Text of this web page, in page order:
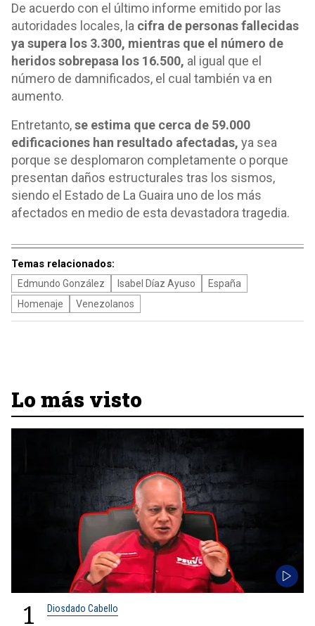
De acuerdo con el último informe emitido por las
autoridades locales, la cifra de personas fallecidas
ya supera los 3.300, mientras que el número de
heridos sobrepasa los 16.500, al igual que el
número de damnificados, el cual también va en
aumento.
Entretanto,se estima que cerca de 59.000
edificaciones han resultado afectadas, ya sea
porque se desplomaron completamente o porque
presentan daños estructurales tras los sismos,
siendo el Estado de La Guaira uno de los más
afectados en medio de esta devastadora tragedia.
Temas relacionados:
Edmundo González Isabel Díaz Ayuso
España
Homenaje
Venezolanos
Lo más visto
1 Diosdado Cabello